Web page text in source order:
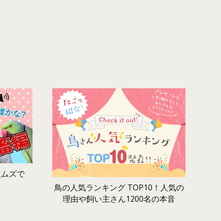
ズで
鳥の人気ランキング TOP10！人気の
理由や飼い主さん1200名の本音